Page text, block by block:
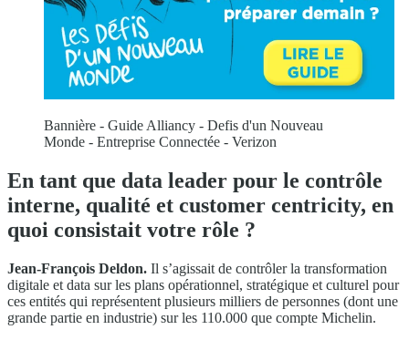
Bannière - Guide Alliancy - Defis d'un Nouveau
Monde - Entreprise Connectée - Verizon
En tant que data leader pour le contrôle
interne, qualité et customer centricity, en
quoi consistait votre rôle ?
Jean-François Deldon. Il s’agissait de contrôler la transformation
digitale et data sur les plans opérationnel, stratégique et culturel pour
ces entités qui représentent plusieurs milliers de personnes (dont une
grande partie en industrie) sur les 110.000 que compte Michelin.